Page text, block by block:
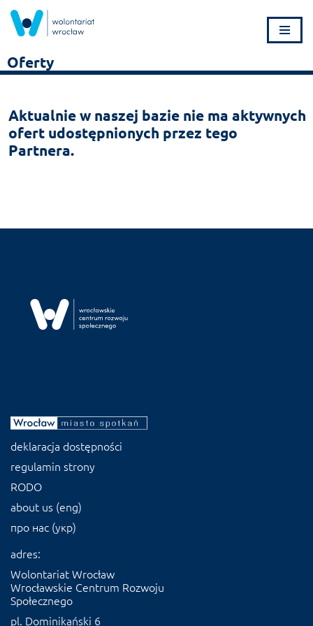
Przejdź
do
treści
Oferty
Aktualnie w naszej bazie nie ma aktywnych
ofert udostępnionych przez tego
Partnera.
deklaracja dostępności
regulamin strony
RODO
about us (eng)
про нас (укр)
adres:
Wolontariat Wrocław
Wrocławskie Centrum Rozwoju
Społecznego
pl. Dominikański 6